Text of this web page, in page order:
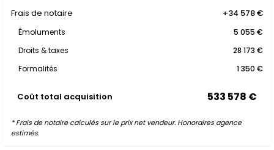
Frais de notaire +34 578 €
Émoluments
5 055 €
Droits & taxes
28 173 €
Formalités
1 350 €
Coût total acquisition 533 578 €
* Frais de notaire calculés sur le prix net vendeur. Honoraires agence
estimés.